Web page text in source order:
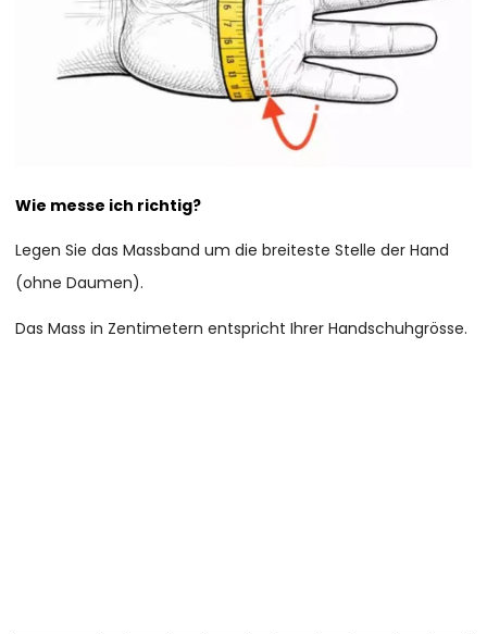
Wie messe ich richtig?
Legen Sie das Massband um die breiteste Stelle der Hand
(ohne Daumen).
Das Mass in Zentimetern entspricht Ihrer Handschuhgrösse.